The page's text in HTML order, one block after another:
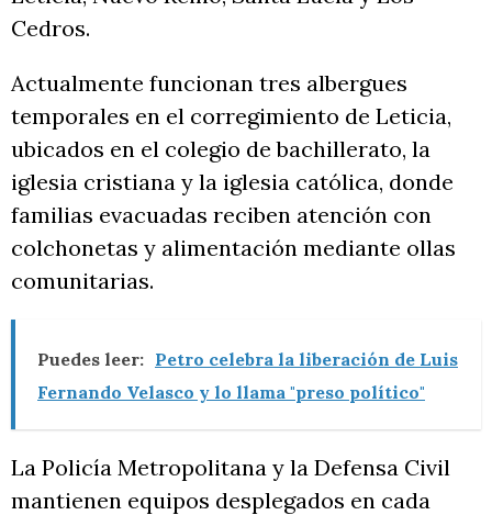
Cedros.
Actualmente funcionan tres albergues
temporales en el corregimiento de Leticia,
ubicados en el colegio de bachillerato, la
iglesia cristiana y la iglesia católica, donde
familias evacuadas reciben atención con
colchonetas y alimentación mediante ollas
comunitarias.
Puedes leer: Petro celebra la liberación de Luis
Fernando Velasco y lo llama "preso político"
La Policía Metropolitana y la Defensa Civil
mantienen equipos desplegados en cada